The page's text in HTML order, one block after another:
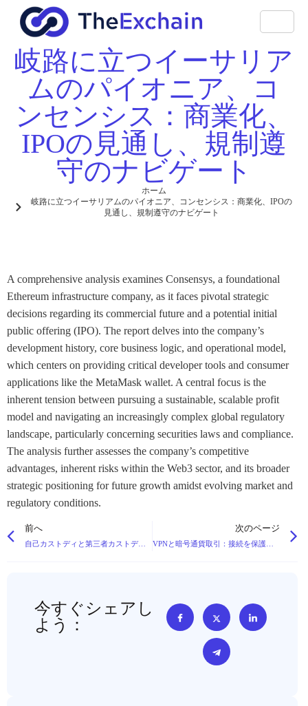
岐路に立つイーサリア
ムのパイオニア、コ
ンセンシス：商業化、
IPOの見通し、規制遵
守のナビゲート
ホーム
岐路に立つイーサリアムのパイオニア、コンセンシス：商業化、IPOの
見通し、規制遵守のナビゲート
A comprehensive analysis examines Consensys, a foundational
Ethereum infrastructure company, as it faces pivotal strategic
decisions regarding its commercial future and a potential initial
public offering (IPO). The report delves into the company’s
development history, core business logic, and operational model,
which centers on providing critical developer tools and consumer
applications like the MetaMask wallet. A central focus is the
inherent tension between pursuing a sustainable, scalable profit
model and navigating an increasingly complex global regulatory
landscape, particularly concerning securities laws and compliance.
The analysis further assesses the company’s competitive
advantages, inherent risks within the Web3 sector, and its broader
strategic positioning for future growth amidst evolving market and
regulatory conditions.
前へ 次のページ
今すぐシェアし
よう：